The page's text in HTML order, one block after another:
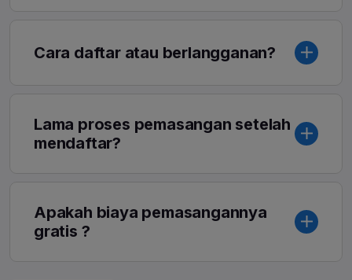
Cara daftar atau berlangganan?
Lama proses pemasangan setelah
mendaftar?
Apakah biaya pemasangannya
gratis ?